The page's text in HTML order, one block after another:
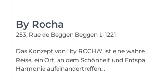
By Rocha
253, Rue de Beggen Beggen L-1221
Das Konzept von "by ROCHA" ist eine
Reise, ein Ort, an dem Schönheit und
Harmonie aufeinandertreffen...